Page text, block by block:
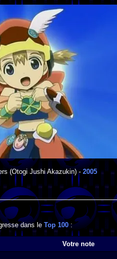
(Otogi Jushi Akazukin) -2005
dans le Top 100:
Votre note